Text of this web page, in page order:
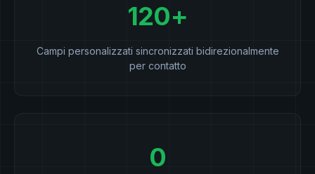
120+
Campi personalizzati sincronizzati bidirezionalmente
per contatto
0